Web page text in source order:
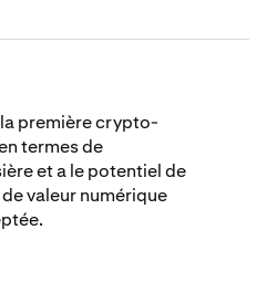
première crypto-
termes de
et a le potentiel de
valeur numérique